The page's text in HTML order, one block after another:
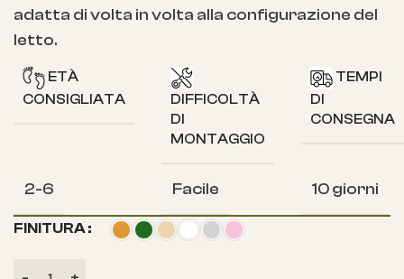
adatta di volta in volta alla configurazione del
letto.
ETÀ
CONSIGLIATA
2-6
DIFFICOLTÀ
DI
MONTAGGIO
Facile
TEMPI
DI
CONSEGNA
10 giorni
FINITURA